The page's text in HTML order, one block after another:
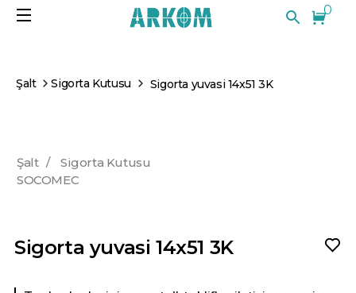
0
Şalt Sigorta Kutusu Sigorta yuvasi 14x51 3K
Şalt /
Sigorta Kutusu
SOCOMEC
Sigorta yuvasi 14x51 3K